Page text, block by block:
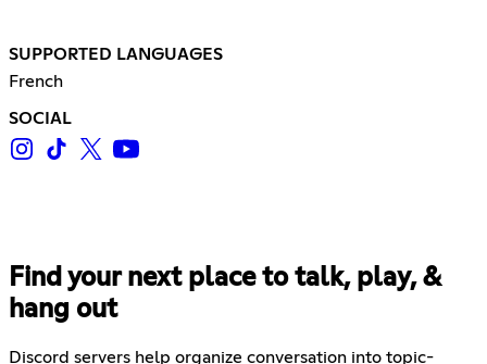
SUPPORTED LANGUAGES
French
SOCIAL
Find your next place to talk, play, &
hang out
Discord servers help organize conversation into topic-